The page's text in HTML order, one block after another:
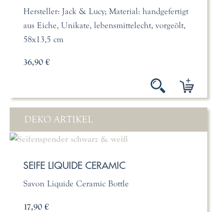
Hersteller: Jack & Lucy; Material: handgefertigt
aus Eiche, Unikate, lebensmittelecht, vorgeölt,
58x13,5 cm
36,90 €
DEKO ARTIKEL
SEIFE LIQUIDE CERAMIC
Savon Liquide Ceramic Bottle
17,90 €